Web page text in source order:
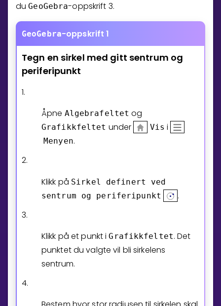
duGeoGebra-oppskrift 3.
GeoGebra-oppskrift 1
Tegn en sirkel med gitt sentrum og
periferipunkt
1.
Åpne Algebrafeltet og
Grafikkfeltet under Vis i
Menyen.
2.
Klikk på Sirkel definert
ved
sentrum
og periferipunkt
.
3.
Klikk på et punkt iGrafikkfeltet. Det
punktet du valgte vil bli sirkelens
sentrum.
4.